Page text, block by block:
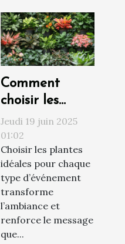
Comment
choisir les
meilleures
plantes pour
chaque type
d'événement
Jeudi 19 juin 2025
01:02
Choisir les plantes
idéales pour chaque
type d’événement
transforme
l’ambiance et
renforce le message
que...